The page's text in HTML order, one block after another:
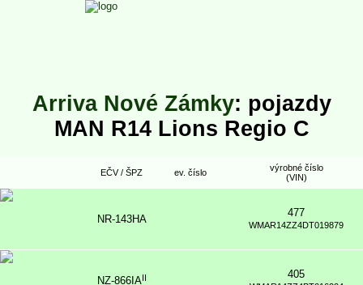
Arriva Nové Zámky: pojazdy
MAN R14 Lions Regio C
EČV / ŠPZ ev. číslo
výrobné číslo
(VIN)
NR-143HA
477
WMAR14ZZ4DT019879
NZ-866IAII 405